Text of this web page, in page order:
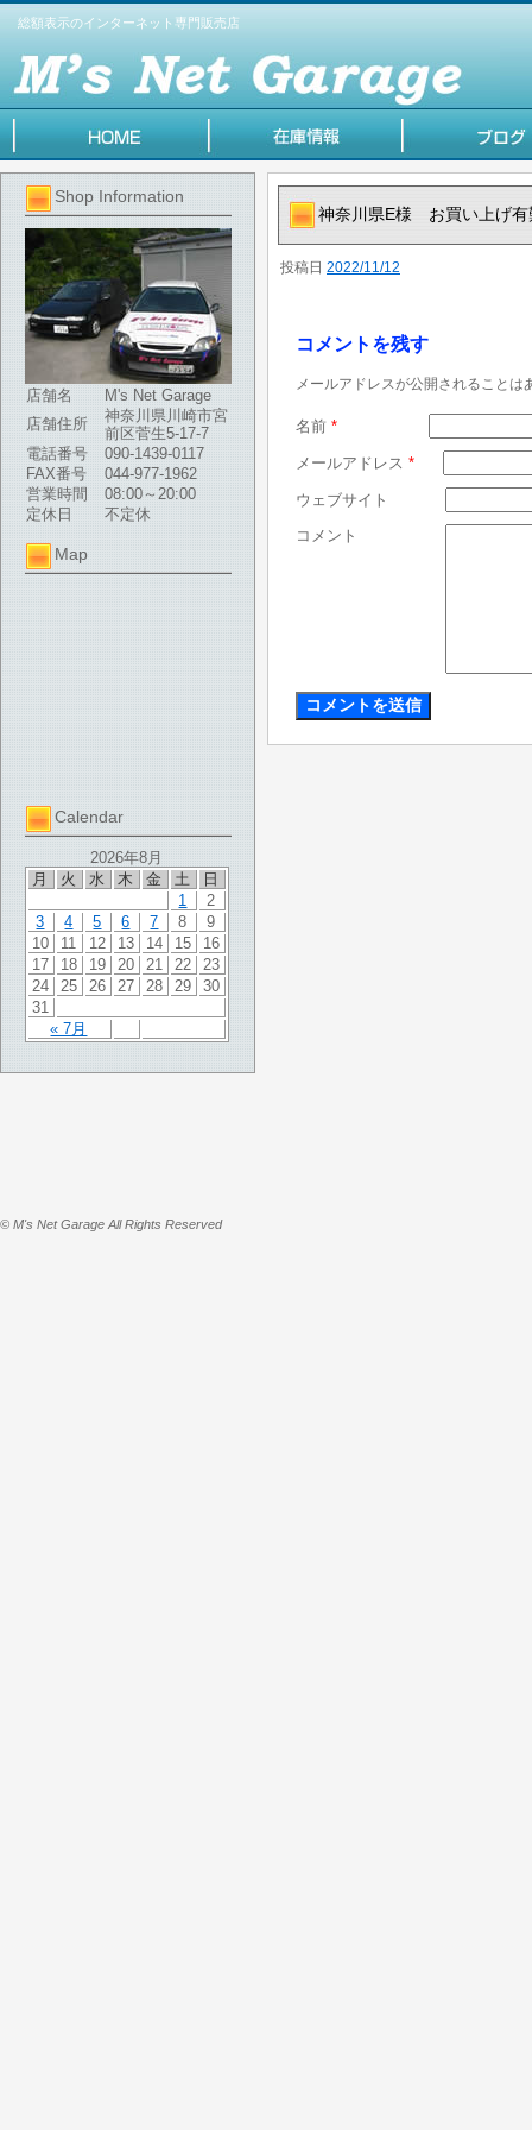
総額表示のインターネット専門販売店
Shop Information
店舗名
M's Net Garage
店舗住所
神奈川県川崎市宮
前区菅生5-17-7
電話番号
090-1439-0117
FAX番号
044-977-1962
営業時間
08:00～20:00
定休日
不定休
Map
Calendar
2026年8月
月
火 水 木 金 土 日
« 7月
1
2
3
4 5 6 7 8
9
10
11 12 13 14 15
16
17
18 19 20 21 22
23
24
25 26 27 28 29
30
31
神奈川県E様 お買い上げ有
投稿日 2022/11/12
コメントを残す
メールアドレスが公開されることは
名前 *
メールアドレス *
ウェブサイト
コメント
© M's Net Garage All Rights Reserved